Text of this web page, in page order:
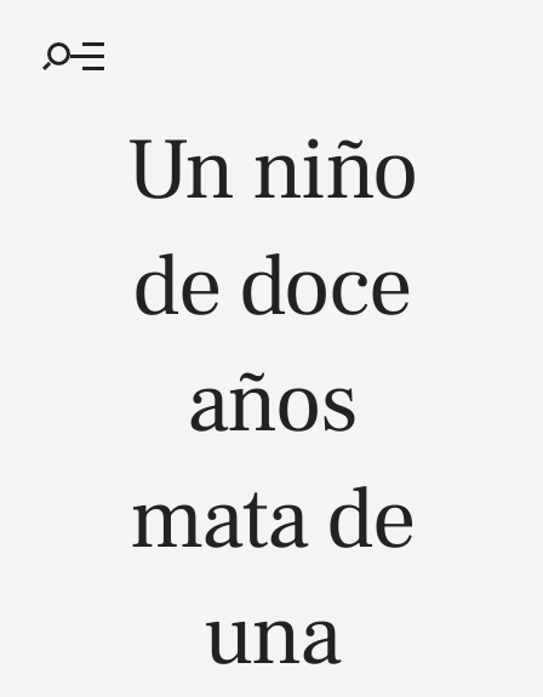
Un niño
de doce
años
mata de
una